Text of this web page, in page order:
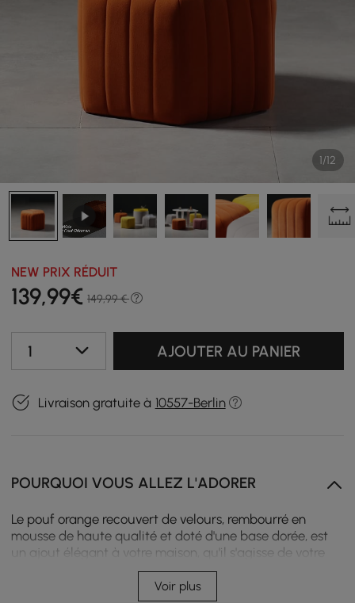
1/12
NEW PRIX RÉDUIT
139,99€ 149,99 €
1 AJOUTER AU PANIER
Livraison gratuite à 10557-Berlin
POURQUOI VOUS ALLEZ L'ADORER
Le pouf orange recouvert de velours, rembourré en
mousse de haute qualité et doté d'une base dorée, est
un ajout élégant à votre maison, qu'il s'agisse de votre
salon, chambre à coucher, bureau, placard, salle de jeux
pour enfants, dortoir universitaire ou studio.
Voir plus